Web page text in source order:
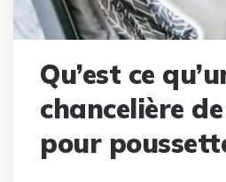
Qu’est ce
chancelière
pour